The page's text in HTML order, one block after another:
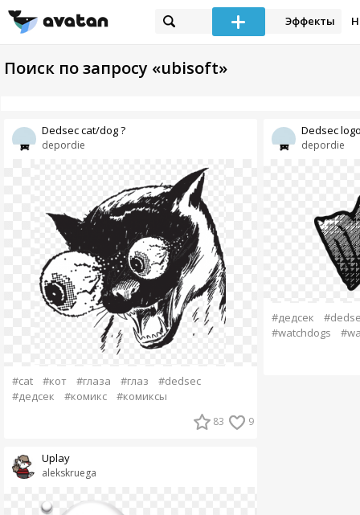
Эффекты
Поиск по запросу «ubisoft»
depordie
Dedsec cat/dog ?
#cat #кот #глаза #глаз
#dedsec
#дедсек
#комикс #комиксы
83 9
alekskruega
Uplay
depordie
Dedsec
#дедсек
#watchdogs